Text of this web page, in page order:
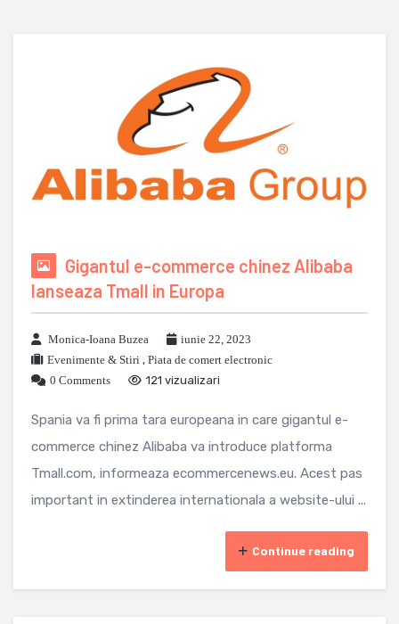
Gigantul e-commerce chinez Alibaba
lanseaza Tmall in Europa
Monica-Ioana Buzea
iunie 22, 2023
Evenimente & Stiri , Piata de comert electronic
0 Comments
121 vizualizari
Spania va fi prima tara europeana in care gigantul e-
commerce chinez Alibaba va introduce platforma
Tmall.com, informeaza ecommercenews.eu. Acest pas
important in extinderea internationala a website-ului ...
Continue reading